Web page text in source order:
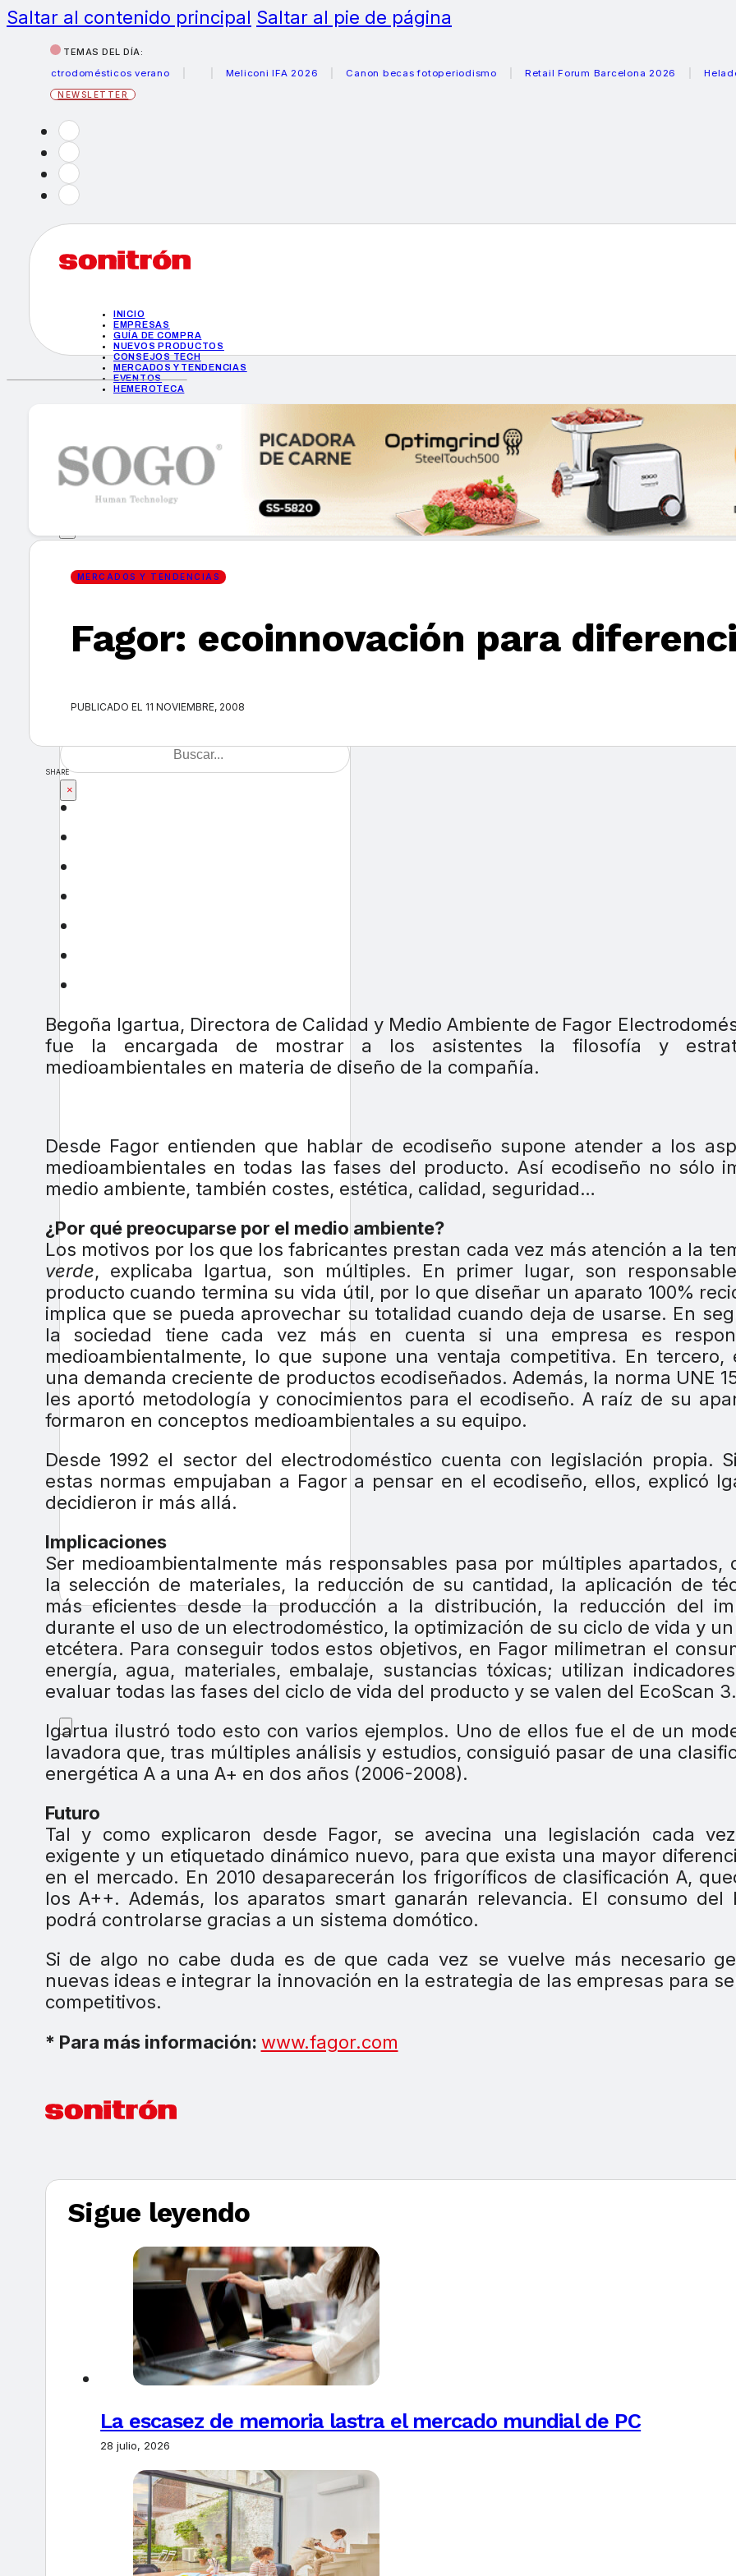
Saltar al contenido principal Saltar al pie de página
TEMAS DEL DÍA:
verano
Meliconi IFA 2026 Canon becas fotoperiodismo Retail Forum Barcelona 2026 Heladeras
NEWSLETTER
INICIO
EMPRESAS
GUÍA DE COMPRA
NUEVOS PRODUCTOS
CONSEJOS TECH
MERCADOS Y TENDENCIAS
EVENTOS
HEMEROTECA
GUÍA DE COMPRA
NUEVOS PRODUCTOS
CONSEJOS TECH
MERCADOS Y TENDENCIAS
HEMEROTECA
Encuentra tu noticia
×
MERCADOS Y TENDENCIAS
Fagor: ecoinnovación para
PUBLICADO EL 11 NOVIEMBRE, 2008
SHARE
Begoña Igartua, Directora de Calidad y Medio Ambiente de Fagor
fue la encargada de mostrar a los asistentes la filosofía y
medioambientales en materia de diseño de la compañía.
Desde Fagor entienden que hablar de ecodiseño supone atender a los
medioambientales en todas las fases del producto. Así ecodiseño no sólo
medio ambiente, también costes, estética, calidad, seguridad…
¿Por qué preocuparse por el medio ambiente?
Los motivos por los que los fabricantes prestan cada vez más atención a la
verde, explicaba Igartua, son múltiples. En primer lugar, son
producto cuando termina su vida útil, por lo que diseñar un aparato 100%
implica que se pueda aprovechar su totalidad cuando deja de usarse. En
la sociedad tiene cada vez más en cuenta si una empresa es
medioambientalmente, lo que supone una ventaja competitiva. En tercero,
una demanda creciente de productos ecodiseñados. Además, la norma UNE
les aportó metodología y conocimientos para el ecodiseño. A raíz de su
formaron en conceptos medioambientales a su equipo.
Desde 1992 el sector del electrodoméstico cuenta con legislación propia.
estas normas empujaban a Fagor a pensar en el ecodiseño, ellos, explicó
decidieron ir más allá.
Implicaciones
Ser medioambientalmente más responsables pasa por múltiples apartados,
la selección de materiales, la reducción de su cantidad, la aplicación de
más eficientes desde la producción a la distribución, la reducción del
durante el uso de un electrodoméstico, la optimización de su ciclo de vida y
etcétera. Para conseguir todos estos objetivos, en Fagor milimetran el
energía, agua, materiales, embalaje, sustancias tóxicas; utilizan
evaluar todas las fases del ciclo de vida del producto y se valen del EcoScan
Igartua ilustró todo esto con varios ejemplos. Uno de ellos fue el de un
lavadora que, tras múltiples análisis y estudios, consiguió pasar de una
energética A a una A+ en dos años (2006-2008).
Futuro
Tal y como explicaron desde Fagor, se avecina una legislación cada
exigente y un etiquetado dinámico nuevo, para que exista una mayor
en el mercado. En 2010 desaparecerán los frigoríficos de clasificación A,
los A++. Además, los aparatos smart ganarán relevancia. El consumo del
podrá controlarse gracias a un sistema domótico.
Si de algo no cabe duda es de que cada vez se vuelve más necesario
nuevas ideas e integrar la innovación en la estrategia de las empresas para
competitivos.
* Para más información: www.fagor.com
Sigue leyendo
La escasez de memoria lastra el mercado mundial de PC
28 julio, 2026